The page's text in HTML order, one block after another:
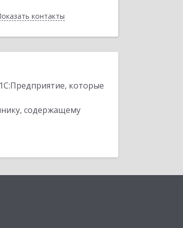
контакты
Назад
которые
содержащему